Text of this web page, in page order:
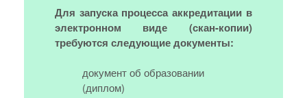
Для запуска процесса аккредитации в
электронном виде (скан-копии)
требуются следующие документы:
документ об образовании
(диплом)